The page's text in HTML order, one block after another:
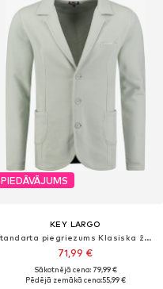
PIEDĀVĀJUMS
KEY LARGO
Standarta piegriezums Klasiska žakete 'KLBombay'
71,99 €
Sākotnējā cena: 79,99 €
Pēdējā zemākā cena:55,99 €